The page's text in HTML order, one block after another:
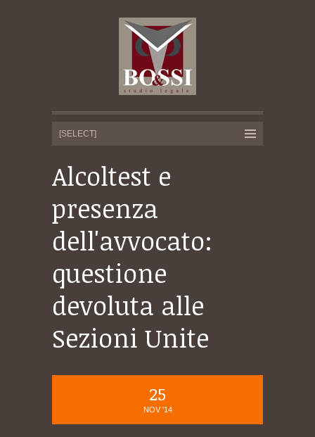
Alcoltest e
presenza
dell'avvocato:
questione
devoluta alle
Sezioni Unite
25
NOV '14